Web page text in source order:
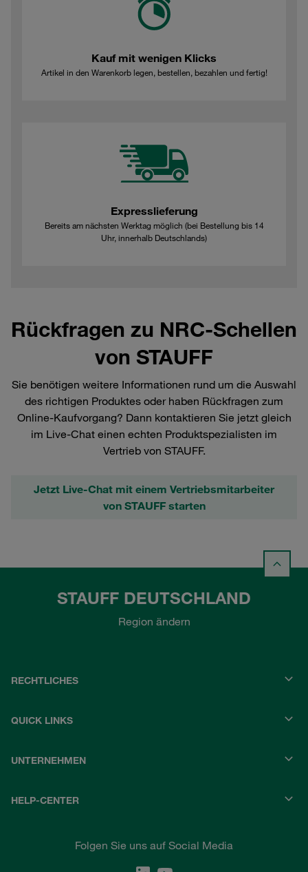
Kauf mit wenigen Klicks
Artikel in den Warenkorb legen, bestellen, bezahlen und fertig!
Expresslieferung
Bereits am nächsten Werktag möglich (bei Bestellung bis 14
Uhr, innerhalb Deutschlands)
Rückfragen zu NRC-Schellen
von STAUFF
Sie benötigen weitere Informationen rund um die Auswahl
des richtigen Produktes oder haben Rückfragen zum
Online-Kaufvorgang? Dann kontaktieren Sie jetzt gleich
im Live-Chat einen echten Produktspezialisten im
Vertrieb von STAUFF.
Jetzt Live-Chat mit einem Vertriebsmitarbeiter
von STAUFF starten
STAUFF DEUTSCHLAND
Region ändern
RECHTLICHES
QUICK LINKS
UNTERNEHMEN
HELP-CENTER
Folgen Sie uns auf Social Media